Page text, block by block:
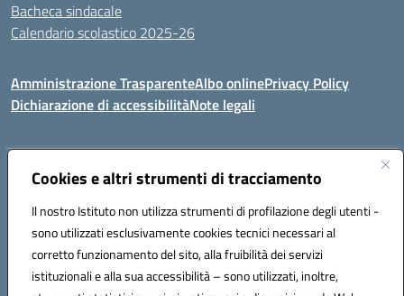
Cookies e altri strumenti di tracciamento
Il nostro Istituto non utilizza strumenti di profilazione degli utenti -
sono utilizzati esclusivamente cookies tecnici necessari al
corretto funzionamento del sito, alla fruibilità dei servizi
istituzionali e alla sua accessibilità – sono utilizzati, inoltre,
Bacheca sindacale
Calendario scolastico 2025-26
Amministrazione TrasparenteAlbo onlinePrivacy Policy
Dichiarazione di accessibilitàNote legali
Indirizzo:VIA A. DE GASPERI, 41 RUDIANO 25030 RUDIANO
Posta elettronica certificata (PEC):bsic86100r@pec.istruzione.it
Codice fiscale: 82002390175
Codice meccanografico: BSIC86100R